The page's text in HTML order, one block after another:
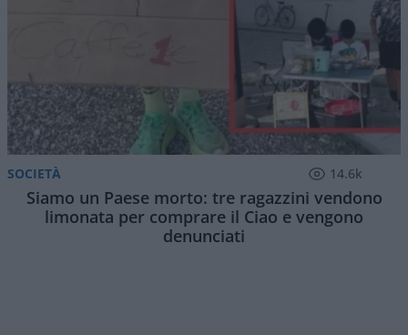
SOCIETÀ 14.6k
Siamo un Paese morto: tre ragazzini vendono
limonata per comprare il Ciao e vengono
denunciati